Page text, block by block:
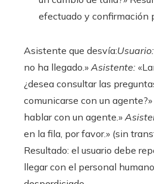
efectuado y confirmación
Asistente que desvía:Usuario:
no ha llegado.» Asistente:
¿desea consultar las
comunicarse con un agente?»
hablar con un agente.»
en la fila, por favor.» (sin
Resultado: el usuario debe
llegar con el personal